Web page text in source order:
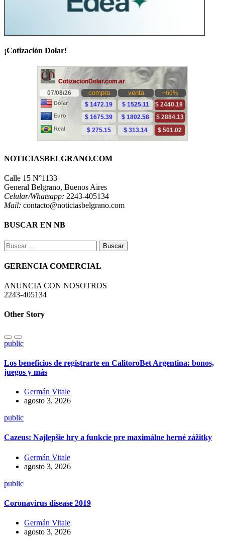
¡Cotización Dolar!
NOTICIASBELGRANO.COM
Calle 15 N°1133
General Belgrano, Buenos Aires
Celular/Whatsapp: 2243-405134
Mail: contacto@noticiasbelgrano.com
BUSCAR EN NB
Buscar:
GERENCIA COMERCIAL
ANUNCIA CON NOSOTROS
2243-405134
Other Story
public
Los beneficios de registrarte en CalitoroBet Argentina: bonos,
juegos y más
Germán Vitale
agosto 3, 2026
public
Cazeus: Najlepšie hry a funkcie pre maximálne herné zážitky
Germán Vitale
agosto 3, 2026
public
Coronavirus disease 2019
Germán Vitale
agosto 3, 2026